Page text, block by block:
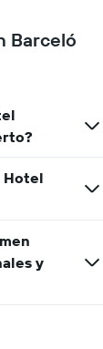
Barceló
Hotel
y